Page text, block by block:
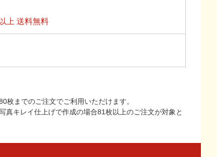
上 送料無料
までのご注文でご利用いただけます。
キレイ仕上げで作成の場合81枚以上のご注文が対象と